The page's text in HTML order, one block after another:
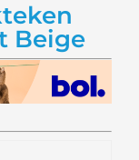
Beige